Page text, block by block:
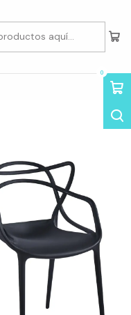
0
Sillas Master